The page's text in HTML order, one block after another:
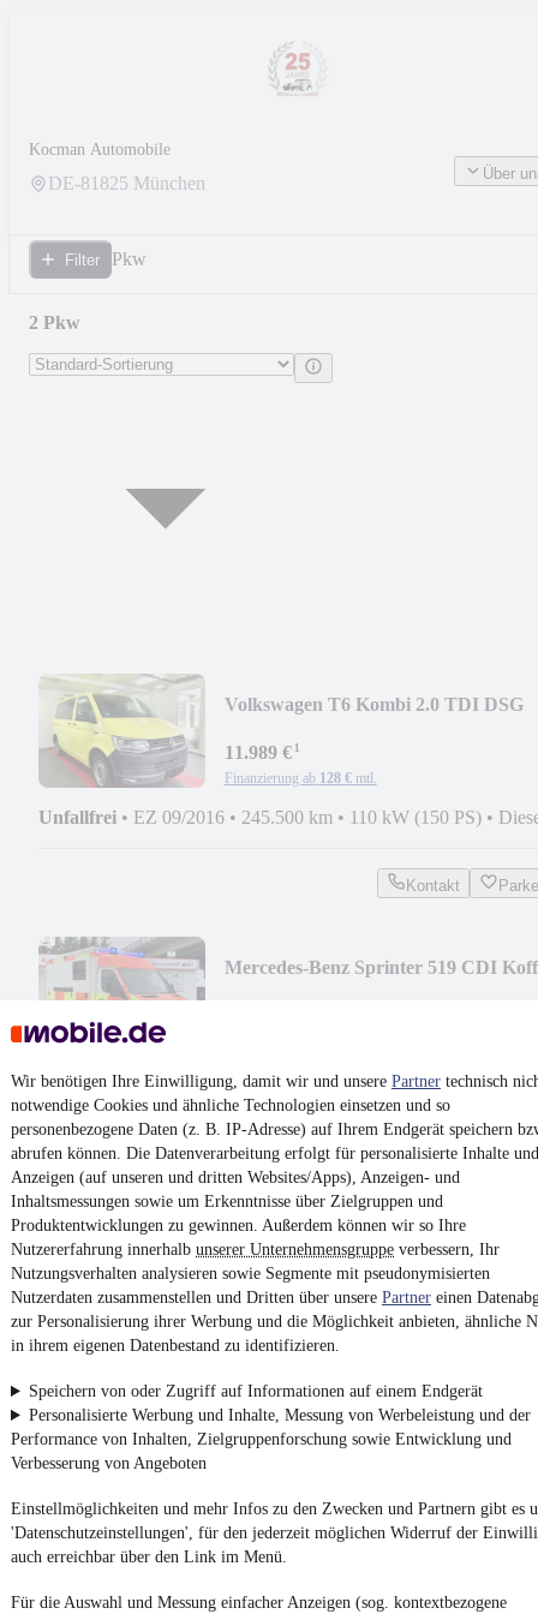
Wir benötigen Ihre Einwilligung, damit wir und unsere Partner technisch
notwendige Cookies und ähnliche Technologien einsetzen und so
personenbezogene Daten (z. B. IP-Adresse) auf Ihrem Endgerät speichern
abrufen können. Die Datenverarbeitung erfolgt für personalisierte Inhalte und
Anzeigen (auf unseren und dritten Websites/Apps), Anzeigen- und
Inhaltsmessungen sowie um Erkenntnisse über Zielgruppen und
Produktentwicklungen zu gewinnen. Außerdem können wir so Ihre
Nutzererfahrung innerhalb unserer Unternehmensgruppe verbessern, Ihr
Nutzungsverhalten analysieren sowie Segmente mit pseudonymisierten
Nutzerdaten zusammenstellen und Dritten über unsere Partner einen
zur Personalisierung ihrer Werbung und die Möglichkeit anbieten, ähnliche
in ihrem eigenen Datenbestand zu identifizieren.
Speichern von oder Zugriff auf Informationen auf einem Endgerät
Personalisierte Werbung und Inhalte, Messung von Werbeleistung und der
Performance von Inhalten, Zielgruppenforschung sowie Entwicklung und
Verbesserung von Angeboten
Einstellmöglichkeiten und mehr Infos zu den Zwecken und Partnern gibt es
'Datenschutzeinstellungen', für den jederzeit möglichen Widerruf der
auch erreichbar über den Link im Menü.
Für die Auswahl und Messung einfacher Anzeigen (sog. kontextbezogene
Kocman Automobile
DE-81825 München Über
Filter Pkw
2 Pkw
Volkswagen T6 Kombi 2.0 TDI DSG
11.989 €¹
Finanzierung ab 128 € mtl.
Unfallfrei • EZ 09/2016 • 245.500 km • 110 kW (150 PS) •
Kontakt
Mercedes-Benz Sprinter 519 CDI
Unfallfrei•EZ 02/2016• 348.500 km•140 kW (190 PS)•
Kontakt
¹ MwSt. ausweisbar
4.6 Sterne
Nutze mobile.de schnell und einfach
Impressum
Vertrag widerrufen
Datenschutz